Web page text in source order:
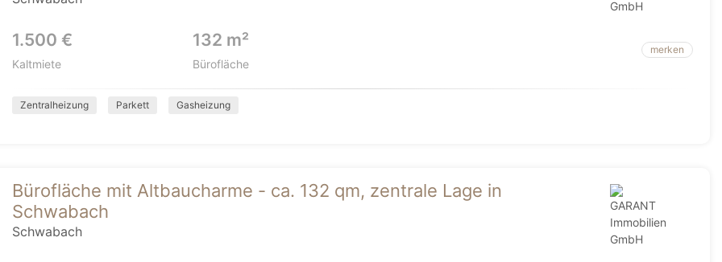
1.500 €
Kaltmiete
132 m²
Bürofläche
merken
Zentralheizung Parkett Gasheizung
Bürofläche mit Altbaucharme - ca. 132 qm, zentrale Lage in
Schwabach
Schwabach